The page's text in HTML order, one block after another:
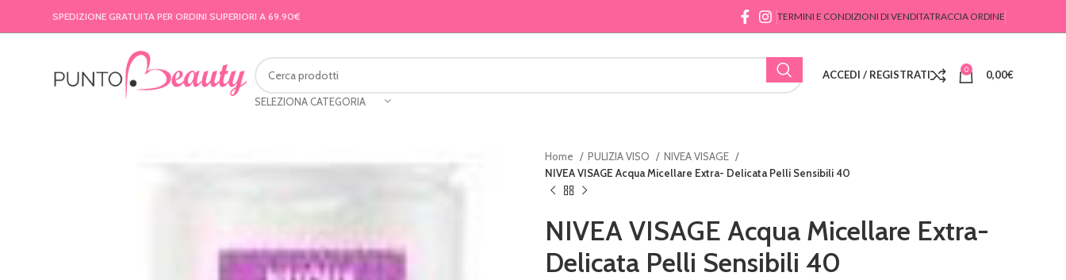
SPEDIZIONE GRATUITA PER ORDINI SUPERIORI A 69.90€ TERMINI E CONDIZIONI DI VENDITATRACCIA ORDINE
SELEZIONA CATEGORIA
ACCEDI / REGISTRATI 0 0,00€
Home PULIZIA VISO
NIVEA VISAGE
NIVEA VISAGE Acqua Micellare Extra- Delicata Pelli Sensibili 40
NIVEA VISAGE Acqua Micellare Extra-
Delicata Pelli Sensibili 40